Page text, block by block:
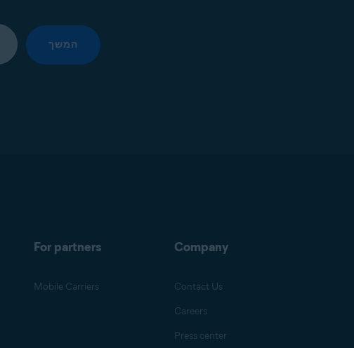
המשך
For partners
Mobile Carriers
Company
Contact Us
Careers
Press center